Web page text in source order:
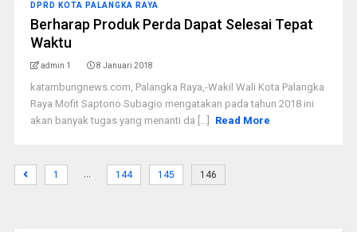
DPRD KOTA PALANGKA RAYA
Berharap Produk Perda Dapat Selesai Tepat
Waktu
admin 1 8 Januari 2018
katambungnews.com, Palangka Raya,-Wakil Wali Kota Palangka
Raya Mofit Saptono Subagio mengatakan pada tahun 2018 ini
akan banyak tugas yang menanti da [...]
Read More
1 … 144 145 146